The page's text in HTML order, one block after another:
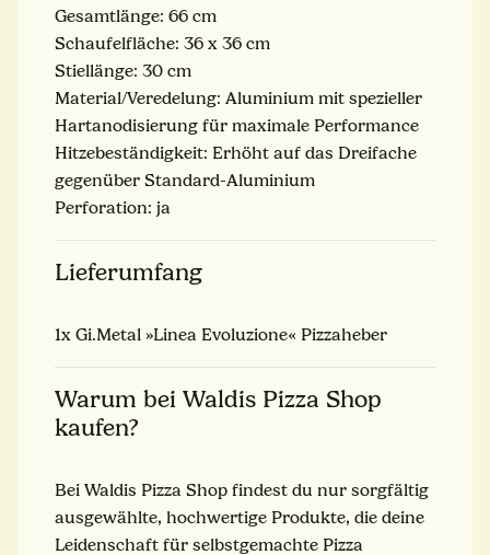
Gesamtlänge: 66 cm
Schaufelfläche: 36 x 36 cm
Stiellänge: 30 cm
Material/Veredelung: Aluminium mit spezieller
Hartanodisierung für maximale Performance
Hitzebeständigkeit: Erhöht auf das Dreifache
gegenüber Standard-Aluminium
Perforation: ja
Lieferumfang
1x Gi.Metal »Linea Evoluzione« Pizzaheber
Warum bei Waldis Pizza Shop
kaufen?
Bei Waldis Pizza Shop findest du nur sorgfältig
ausgewählte, hochwertige Produkte, die deine
Leidenschaft für selbstgemachte Pizza